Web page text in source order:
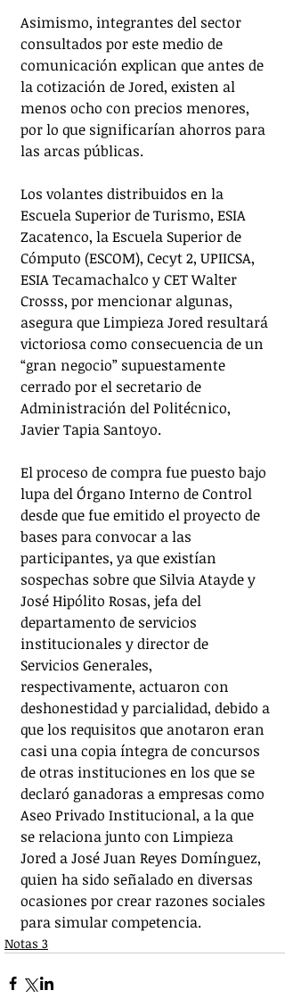
Asimismo, integrantes del sector
consultados por este medio de
comunicación explican que antes de
la cotización de Jored, existen al
menos ocho con precios menores,
por lo que significarían ahorros para
las arcas públicas.
Los volantes distribuidos en la
Escuela Superior de Turismo, ESIA
Zacatenco, la Escuela Superior de
Cómputo (ESCOM), Cecyt 2, UPIICSA,
ESIA Tecamachalco y CET Walter
Crosss, por mencionar algunas,
asegura que Limpieza Jored resultará
victoriosa como consecuencia de un
“gran negocio” supuestamente
cerrado por el secretario de
Administración del Politécnico,
Javier Tapia Santoyo.
El proceso de compra fue puesto bajo
lupa del Órgano Interno de Control
desde que fue emitido el proyecto de
bases para convocar a las
participantes, ya que existían
sospechas sobre que Silvia Atayde y
José Hipólito Rosas, jefa del
departamento de servicios
institucionales y director de
Servicios Generales,
respectivamente, actuaron con
deshonestidad y parcialidad, debido a
que los requisitos que anotaron eran
casi una copia íntegra de concursos
de otras instituciones en los que se
declaró ganadoras a empresas como
Aseo Privado Institucional, a la que
se relaciona junto con Limpieza
Jored a José Juan Reyes Domínguez,
quien ha sido señalado en diversas
ocasiones por crear razones sociales
para simular competencia.
Notas 3